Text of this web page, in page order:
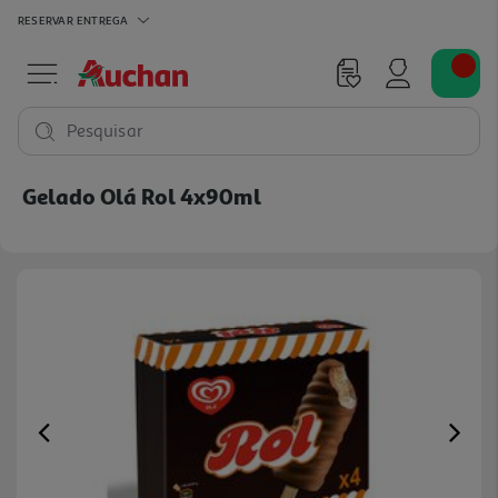
RESERVAR ENTREGA
Pesquisar
Gelado Olá Rol 4x90ml
Previous